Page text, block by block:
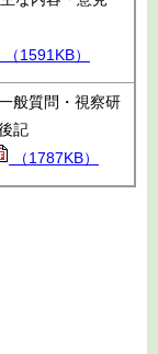
（1591KB）
般質問・視察研
記
（1787KB）